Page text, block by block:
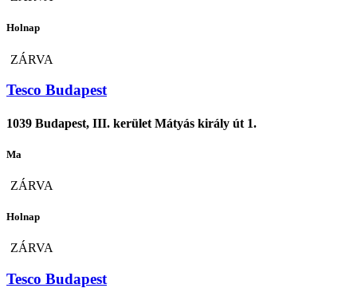
Holnap
ZÁRVA
Tesco Budapest
1039 Budapest, III. kerület Mátyás király út 1.
Ma
ZÁRVA
Holnap
ZÁRVA
Tesco Budapest